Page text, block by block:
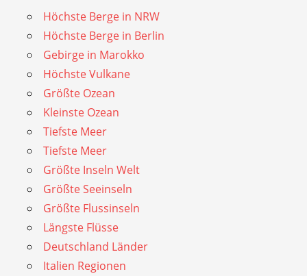
Höchste Berge in NRW
Höchste Berge in Berlin
Gebirge in Marokko
Höchste Vulkane
Größte Ozean
Kleinste Ozean
Tiefste Meer
Tiefste Meer
Größte Inseln Welt
Größte Seeinseln
Größte Flussinseln
Längste Flüsse
Deutschland Länder
Italien Regionen